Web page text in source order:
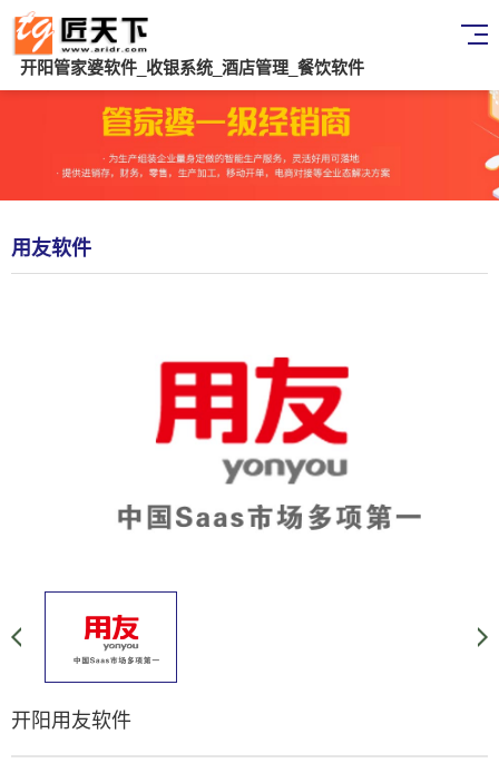
开阳管家婆软件_收银系统_酒店管理_餐饮软件
用友软件
开阳用友软件